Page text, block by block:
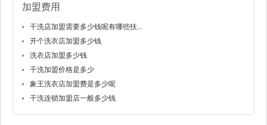
加盟费用
干洗店加盟需要多少钱呢有哪些扶...
开个洗衣店加盟多少钱
洗衣店加盟多少钱
干洗加盟价格是多少
象王洗衣店加盟费是多少呢
干洗连锁加盟店一般多少钱